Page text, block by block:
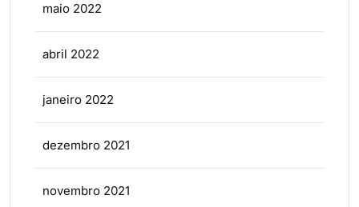
maio 2022
abril 2022
janeiro 2022
dezembro 2021
novembro 2021